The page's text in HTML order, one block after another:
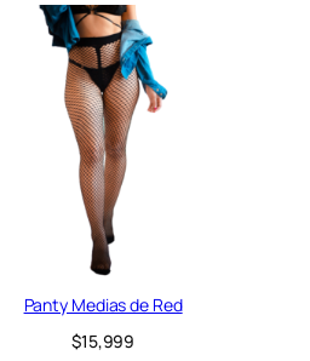
Panty Medias de Red
$15,999